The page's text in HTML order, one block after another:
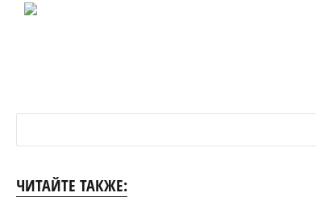
ЧИТАЙТЕ ТАКЖЕ: